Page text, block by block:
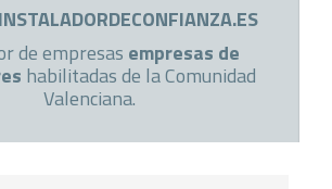
de empresas empresas de
habilitadas de la Comunidad
Valenciana.